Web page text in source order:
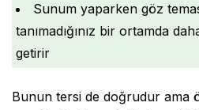
Sunum yaparken göz
tanımadığınız bir ortamda
getirir
Bunun tersi de doğrudur ama